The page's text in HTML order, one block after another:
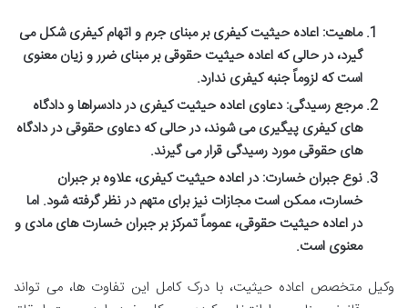
ماهیت: اعاده حیثیت کیفری بر مبنای جرم و اتهام کیفری شکل می
گیرد، در حالی که اعاده حیثیت حقوقی بر مبنای ضرر و زیان معنوی
است که لزوماً جنبه کیفری ندارد.
مرجع رسیدگی:دعاوی اعاده حیثیت کیفری در دادسراها و دادگاه
های کیفری پیگیری می شوند، در حالی که دعاوی حقوقی در دادگاه
های حقوقی مورد رسیدگی قرار می گیرند.
نوع جبران خسارت:در اعاده حیثیت کیفری، علاوه بر جبران
خسارت، ممکن است مجازات نیز برای متهم در نظر گرفته شود. اما
در اعاده حیثیت حقوقی، عموماً تمرکز بر جبران خسارت های مادی و
معنوی است.
وکیل متخصص اعاده حیثیت، با درک کامل این تفاوت ها، می تواند